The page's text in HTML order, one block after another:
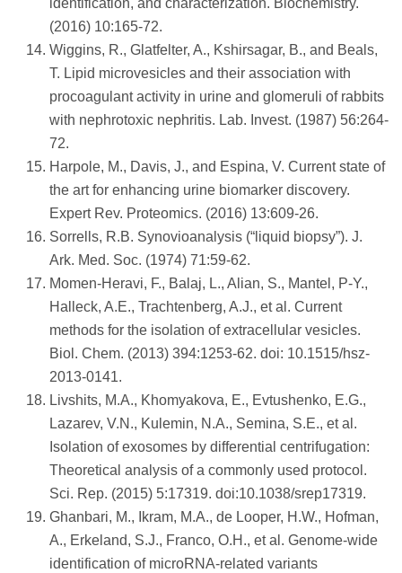
identification, and characterization. Biochemistry.
(2016) 10:165-72.
Wiggins, R., Glatfelter, A., Kshirsagar, B., and Beals,
T. Lipid microvesicles and their association with
procoagulant activity in urine and glomeruli of rabbits
with nephrotoxic nephritis. Lab. Invest. (1987) 56:264-
72.
Harpole, M., Davis, J., and Espina, V. Current state of
the art for enhancing urine biomarker discovery.
Expert Rev. Proteomics. (2016) 13:609-26.
Sorrells, R.B. Synovioanalysis (“liquid biopsy”). J.
Ark. Med. Soc. (1974) 71:59-62.
Momen-Heravi, F., Balaj, L., Alian, S., Mantel, P-Y.,
Halleck, A.E., Trachtenberg, A.J., et al. Current
methods for the isolation of extracellular vesicles.
Biol. Chem. (2013) 394:1253-62. doi: 10.1515/hsz-
2013-0141.
Livshits, M.A., Khomyakova, E., Evtushenko, E.G.,
Lazarev, V.N., Kulemin, N.A., Semina, S.E., et al.
Isolation of exosomes by differential centrifugation:
Theoretical analysis of a commonly used protocol.
Sci. Rep. (2015) 5:17319. doi:10.1038/srep17319.
Ghanbari, M., Ikram, M.A., de Looper, H.W., Hofman,
A., Erkeland, S.J., Franco, O.H., et al. Genome-wide
identification of microRNA-related variants